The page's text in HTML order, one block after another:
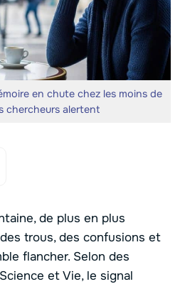
en chute chez les moins de
chercheurs alertent
de plus en plus
des trous, des confusions et
flancher. Selon des
et Vie, le signal